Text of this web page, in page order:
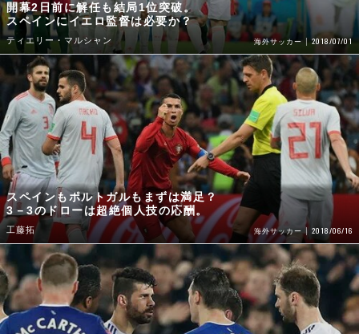
開幕2日前に解任も結局1位突破。
スペインにイエロ監督は必要か？
ティエリー・マルシャン 海外サッカー 2018/07/01
スペインもポルトガルもまずは満足？
3－3のドローは超絶個人技の応酬。
工藤拓 海外サッカー 2018/06/16